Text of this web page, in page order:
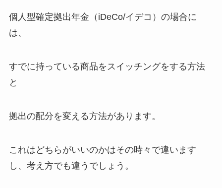
個人型確定拠出年金（iDeCo/イデコ）の場合に
は、
すでに持っている商品をスイッチングをする方法
と
拠出の配分を変える方法があります。
これはどちらがいいのかはその時々で違います
し、考え方でも違うでしょう。